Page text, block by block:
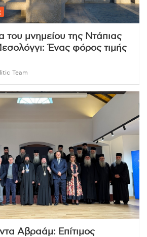
του μνημείου της Ντάπιας
Ένας φόρος τιμής
Team
Αβραάμ: Επίτιμος